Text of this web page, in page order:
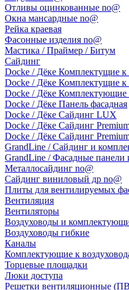
Отливы оцинкованные no@
Окна мансардные no@
Рейка краевая
Фасонные изделия no@
Мастика / Праймер / Битум
Сайдинг
Docke / Дёке Комплектущие к
Docke / Дёке Комплектущие к
Docke / Дёке Комплектующие
Docke / Дёке Панель фасадная
Docke / Дёке Сайдинг LUX
Docke / Дёке Сайдинг
Docke / Дёке Сайдинг
GrandLine / Сайдинг и
GrandLine / Фасадные
Металлосайдинг no@
Сайдинг виниловый др no@
Плиты для вентилируемых
Вентиляция
Вентиляторы
Воздуховоды и
Воздуховоды гибкие
Каналы
Комплектующие к
Торцевые площадки
Люки доступа
Решетки вентиляционные